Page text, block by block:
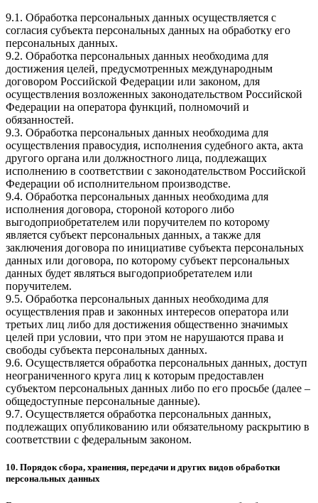
9.1. Обработка персональных данных осуществляется с
согласия субъекта персональных данных на обработку его
персональных данных.
9.2. Обработка персональных данных необходима для
достижения целей, предусмотренных международным
договором Российской Федерации или законом, для
осуществления возложенных законодательством Российской
Федерации на оператора функций, полномочий и
обязанностей.
9.3. Обработка персональных данных необходима для
осуществления правосудия, исполнения судебного акта, акта
другого органа или должностного лица, подлежащих
исполнению в соответствии с законодательством Российской
Федерации об исполнительном производстве.
9.4. Обработка персональных данных необходима для
исполнения договора, стороной которого либо
выгодоприобретателем или поручителем по которому
является субъект персональных данных, а также для
заключения договора по инициативе субъекта персональных
данных или договора, по которому субъект персональных
данных будет являться выгодоприобретателем или
поручителем.
9.5. Обработка персональных данных необходима для
осуществления прав и законных интересов оператора или
третьих лиц либо для достижения общественно значимых
целей при условии, что при этом не нарушаются права и
свободы субъекта персональных данных.
9.6. Осуществляется обработка персональных данных, доступ
неограниченного круга лиц к которым предоставлен
субъектом персональных данных либо по его просьбе (далее –
общедоступные персональные данные).
9.7. Осуществляется обработка персональных данных,
подлежащих опубликованию или обязательному раскрытию в
соответствии с федеральным законом.
10. Порядок сбора, хранения, передачи и других видов обработки
персональных данных